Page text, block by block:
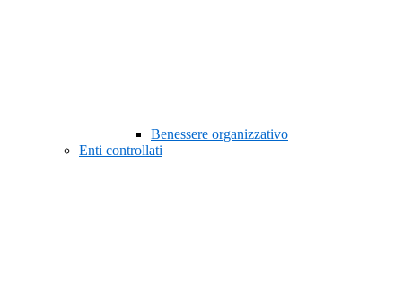
Benessere organizzativo
Enti controllati